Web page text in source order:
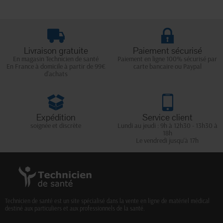
Livraison gratuite
En magasin Technicien de santé
En France à domicile à partir de 99€
d'achats
Paiement sécurisé
Paiement en ligne 100% sécurisé par
carte bancaire ou Paypal
Expédition
soignée et discrète
Service client
Lundi au jeudi : 9h à 12h30 - 13h30 à
18h
Le vendredi jusqu'à 17h
Technicien de santé est un site spécialisé dans la vente en ligne de matériel médical
destiné aux particuliers et aux professionnels de la santé.